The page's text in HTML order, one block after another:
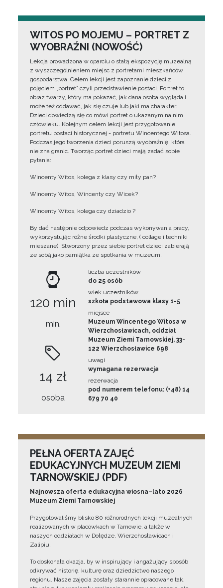
WITOS PO MOJEMU – PORTRET Z
WYOBRAŹNI (NOWOŚĆ)
Lekcja prowadzona w oparciu o stałą ekspozycję muzealną
z wyszczególnieniem miejsc z portretami mieszkańców
gospodarstwa. Celem lekcji jest zapoznanie dzieci z
pojęciem „portret” czyli przedstawienie postaci. Portret to
obraz twarzy, który ma pokazać, jak dana osoba wygląda i
może też oddawać, jak się czuje lub jaki ma charakter.
Dzieci dowiedzą się co mówi portret o ukazanym na nim
człowieku. Kolejnym celem lekcji jest przygotowanie
portretu postaci historycznej - portretu Wincentego Witosa.
Podczas jego tworzenia dzieci poruszą wyobraźnię, która
nie zna granic. Tworząc portret dzieci mają zadać sobie
pytania:
Wincenty Witos, kolega z klasy czy miły pan?
Wincenty Witos, Wincenty czy Wicek?
Wincenty Witos, kolega czy dziadzio ?
By dać następnie odpowiedz podczas wykonywania pracy,
wykorzystując różne środki plastyczne, ( collage i techniki
mieszane). Stworzony przez siebie portret dzieci zabierają
ze sobą jako pamiątka ze spotkania w muzeum.
120 min
min.
14 zł
osoba
liczba uczestników
do 25 osób
wiek uczestników
szkoła podstawowa klasy 1-5
miejsce
Muzeum Wincentego Witosa w
Wierzchosławicach, oddział
Muzeum Ziemi Tarnowskiej, 33-
122 Wierzchosławice 698
uwagi
wymagana rezerwacja
rezerwacja
pod numerem telefonu: (+48) 14
679 70 40
PEŁNA OFERTA ZAJĘĆ
EDUKACYJNYCH MUZEUM ZIEMI
TARNOWSKIEJ (PDF)
Najnowsza oferta edukacyjna wiosna–lato 2026
Muzeum Ziemi Tarnowskiej
Przygotowaliśmy blisko 80 różnorodnych lekcji muzealnych
realizowanych w placówkach w Tarnowie, a także w
naszych oddziałach w Dołędze, Wierzchosławicach i
Zalipiu.
To doskonała okazja, by w inspirujący i angażujący sposób
odkrywać historię, kulturę oraz dziedzictwo naszego
regionu. Nasze zajęcia zostały starannie opracowane tak,